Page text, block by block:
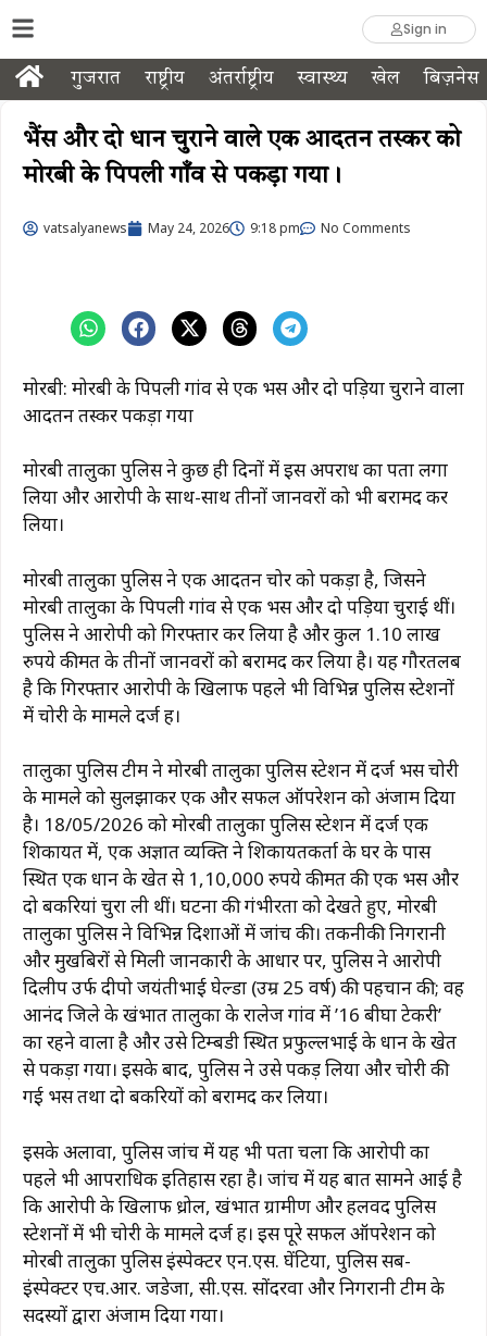
Sign in
गुजरात राष्ट्रीय अंतर्राष्ट्रीय स्वास्थ्य खेल बिज़नेस
भैंस और दो धान चुराने वाले एक आदतन तस्कर को
मोरबी के पिपली गाँव से पकड़ा गया।
vatsalyanews May 24, 2026 9:18 pm No Comments
मोरबी: मोरबी के पिपली गांव से एक भैंस और दो पड़िया चुराने वाला
आदतन तस्कर पकड़ा गया
मोरबी तालुका पुलिस ने कुछ ही दिनों में इस अपराध का पता लगा
लिया और आरोपी के साथ-साथ तीनों जानवरों को भी बरामद कर
लिया।
मोरबी तालुका पुलिस ने एक आदतन चोर को पकड़ा है, जिसने
मोरबी तालुका के पिपली गांव से एक भैंस और दो पड़िया चुराई थीं।
पुलिस ने आरोपी को गिरफ्तार कर लिया है और कुल 1.10 लाख
रुपये कीमत के तीनों जानवरों को बरामद कर लिया है। यह गौरतलब
है कि गिरफ्तार आरोपी के खिलाफ पहले भी विभिन्न पुलिस स्टेशनों
में चोरी के मामले दर्ज हैं।
तालुका पुलिस टीम ने मोरबी तालुका पुलिस स्टेशन में दर्ज भैंस चोरी
के मामले को सुलझाकर एक और सफल ऑपरेशन को अंजाम दिया
है। 18/05/2026 को मोरबी तालुका पुलिस स्टेशन में दर्ज एक
शिकायत में, एक अज्ञात व्यक्ति ने शिकायतकर्ता के घर के पास
स्थित एक धान के खेत से 1,10,000 रुपये कीमत की एक भैंस और
दो बकरियां चुरा ली थीं। घटना की गंभीरता को देखते हुए, मोरबी
तालुका पुलिस ने विभिन्न दिशाओं में जांच की। तकनीकी निगरानी
और मुखबिरों से मिली जानकारी के आधार पर, पुलिस ने आरोपी
दिलीप उर्फ ​​दीपो जयंतीभाई घेल्डा (उम्र 25 वर्ष) की पहचान की; वह
आनंद जिले के खंभात तालुका के रालेज गांव में ’16 बीघा टेकरी’
का रहने वाला है और उसे टिम्बडी स्थित प्रफुल्लभाई के धान के खेत
से पकड़ा गया। इसके बाद, पुलिस ने उसे पकड़ लिया और चोरी की
गई भैंस तथा दो बकरियों को बरामद कर लिया।
इसके अलावा, पुलिस जांच में यह भी पता चला कि आरोपी का
पहले भी आपराधिक इतिहास रहा है। जांच में यह बात सामने आई है
कि आरोपी के खिलाफ ध्रोल, खंभात ग्रामीण और हलवद पुलिस
स्टेशनों में भी चोरी के मामले दर्ज हैं। इस पूरे सफल ऑपरेशन को
मोरबी तालुका पुलिस इंस्पेक्टर एन.एस. घेंटिया, पुलिस सब-
इंस्पेक्टर एच.आर. जडेजा, सी.एस. सोंदरवा और निगरानी टीम के
सदस्यों द्वारा अंजाम दिया गया।